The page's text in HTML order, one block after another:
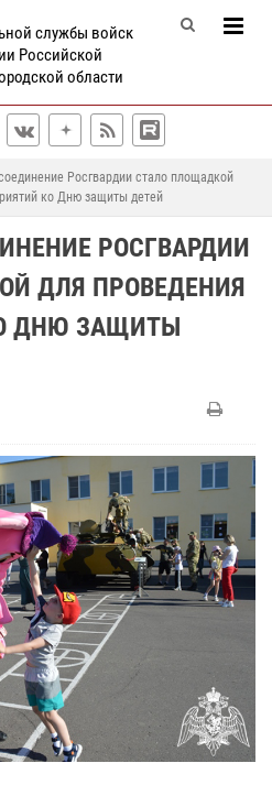
службы войск
Российской
области
Росгвардии стало площадкой
ко Дню защиты детей
РОСГВАРДИИ
ДЛЯ ПРОВЕДЕНИЯ
ДНЮ ЗАЩИТЫ